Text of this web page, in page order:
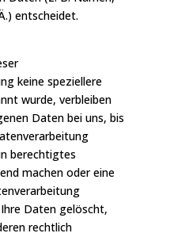
entscheidet.
keine speziellere
wurde, verbleiben
Daten bei uns, bis
berechtigtes
machen oder eine
Daten gelöscht,
rechtlich